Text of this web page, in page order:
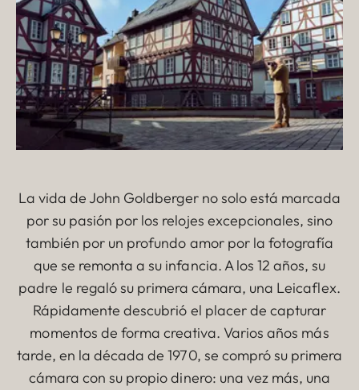
La vida de John Goldberger no solo está marcada
por su pasión por los relojes excepcionales, sino
también por un profundo amor por la fotografía
que se remonta a su infancia. A los 12 años, su
padre le regaló su primera cámara, una Leicaflex.
Rápidamente descubrió el placer de capturar
momentos de forma creativa. Varios años más
tarde, en la década de 1970, se compró su primera
cámara con su propio dinero: una vez más, una